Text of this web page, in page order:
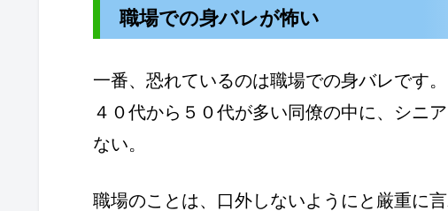
職場での身バレが怖い
一番、恐れているのは職場での身バレです。
４０代から５０代が多い同僚の中に、シニ
ない。
職場のことは、口外しないようにと厳重に